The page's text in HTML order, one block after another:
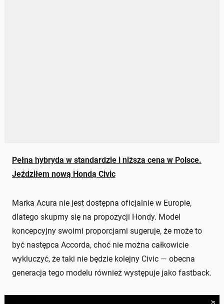
Pełna hybryda w standardzie i niższa cena w Polsce.
Jeździłem nową Hondą Civic
Marka Acura nie jest dostępna oficjalnie w Europie,
dlatego skupmy się na propozycji Hondy. Model
koncepcyjny swoimi proporcjami sugeruje, że może to
być następca Accorda, choć nie można całkowicie
wykluczyć, że taki nie będzie kolejny Civic — obecna
generacja tego modelu również występuje jako fastback.